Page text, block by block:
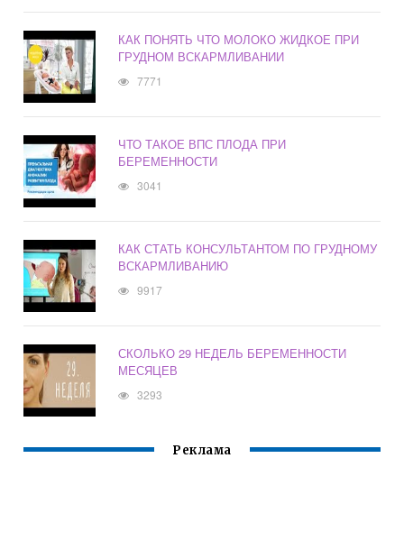
КАК ПОНЯТЬ ЧТО МОЛОКО ЖИДКОЕ ПРИ
ГРУДНОМ ВСКАРМЛИВАНИИ
7771
ЧТО ТАКОЕ ВПС ПЛОДА ПРИ
БЕРЕМЕННОСТИ
3041
КАК СТАТЬ КОНСУЛЬТАНТОМ ПО ГРУДНОМУ
ВСКАРМЛИВАНИЮ
9917
СКОЛЬКО 29 НЕДЕЛЬ БЕРЕМЕННОСТИ
МЕСЯЦЕВ
3293
Реклама